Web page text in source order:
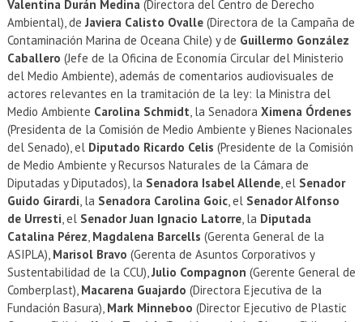
Valentina Durán Medina(Directora del Centro de Derecho
Ambiental), deJaviera Calisto Ovalle(Directora de la Campaña de
Contaminación Marina de Oceana Chile) y de Guillermo González
Caballero (Jefe de la Oficina de Economía Circular del Ministerio
del Medio Ambiente), además de comentarios audiovisuales de
actores relevantes en la tramitación de la ley: la Ministra del
Medio Ambiente Carolina Schmidt, la Senadora Ximena Órdenes
(Presidenta de la Comisión de Medio Ambiente y Bienes Nacionales
del Senado), el Diputado Ricardo Celis (Presidente de la Comisión
de Medio Ambiente y Recursos Naturales de la Cámara de
Diputadas y Diputados), la Senadora Isabel Allende, el Senador
Guido Girardi, la Senadora Carolina Goic, el Senador Alfonso
de Urresti, el Senador Juan Ignacio Latorre, la Diputada
Catalina Pérez, Magdalena Barcells (Gerenta General de la
ASIPLA), Marisol Bravo (Gerenta de Asuntos Corporativos y
Sustentabilidad de la CCU),Julio Compagnon (Gerente General de
Comberplast), Macarena Guajardo (Directora Ejecutiva de la
Fundación Basura), Mark Minneboo (Director Ejecutivo de Plastic